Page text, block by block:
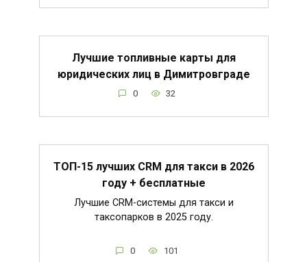
Лучшие топливные карты для
юридических лиц в Димитровграде
0 32
ТОП-15 лучших CRM для такси в 2026
году + бесплатные
Лучшие CRM-системы для такси и
таксопарков в 2025 году.
0 101